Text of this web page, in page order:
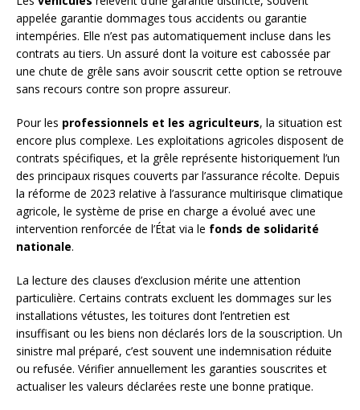
appelée garantie dommages tous accidents ou garantie
intempéries. Elle n’est pas automatiquement incluse dans les
contrats au tiers. Un assuré dont la voiture est cabossée par
une chute de grêle sans avoir souscrit cette option se retrouve
sans recours contre son propre assureur.
Pour les professionnels et les agriculteurs, la situation est
encore plus complexe. Les exploitations agricoles disposent de
contrats spécifiques, et la grêle représente historiquement l’un
des principaux risques couverts par l’assurance récolte. Depuis
la réforme de 2023 relative à l’assurance multirisque climatique
agricole, le système de prise en charge a évolué avec une
intervention renforcée de l’État via le fonds de solidarité
nationale.
La lecture des clauses d’exclusion mérite une attention
particulière. Certains contrats excluent les dommages sur les
installations vétustes, les toitures dont l’entretien est
insuffisant ou les biens non déclarés lors de la souscription. Un
sinistre mal préparé, c’est souvent une indemnisation réduite
ou refusée. Vérifier annuellement les garanties souscrites et
actualiser les valeurs déclarées reste une bonne pratique.